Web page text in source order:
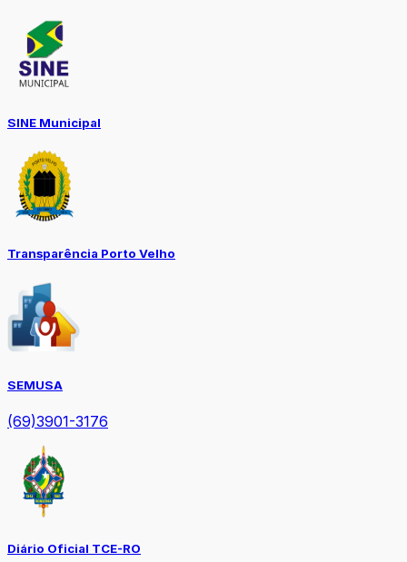
SINE Municipal
Transparência Porto Velho
SEMUSA
(69)3901-3176
Diário Oficial TCE-RO